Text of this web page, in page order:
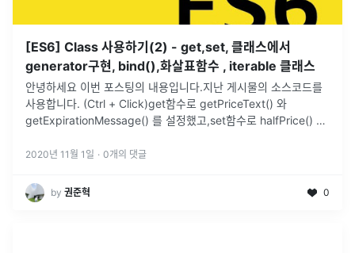
[ES6] Class 사용하기(2) - get,set, 클래스에서
generator구현, bind(),화살표함수 , iterable 클래스
안녕하세요 이번 포스팅의 내용입니다.지난 게시물의 소스코드를
사용합니다. (Ctrl + Click)get함수로 getPriceText() 와
getExpirationMessage() 를 설정했고,set함수로 halfPrice() 를
2020년 11월 1일 · 0개의 댓글
by 권준혁 0